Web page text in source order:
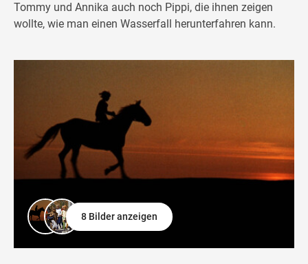
Tommy und Annika auch noch Pippi, die ihnen zeigen
wollte, wie man einen Wasserfall herunterfahren kann.
8 Bilder anzeigen